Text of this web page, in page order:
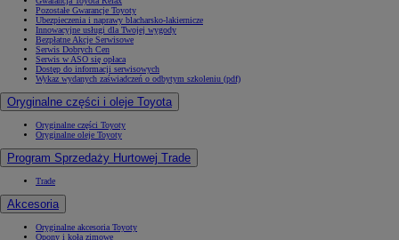
Pozostałe Gwarancje Toyoty
Ubezpieczenia i naprawy blacharsko-lakiernicze
Innowacyjne usługi dla Twojej wygody
Bezpłatne Akcje Serwisowe
Serwis Dobrych Cen
Serwis w ASO się opłaca
Dostęp do informacji serwisowych
Wykaz wydanych zaświadczeń o odbytym szkoleniu (pdf)
Oryginalne części i oleje Toyota
Oryginalne części Toyoty
Oryginalne oleje Toyoty
Program Sprzedaży Hurtowej Trade
Trade
Akcesoria
Oryginalne akcesoria Toyoty
Opony i koła zimowe